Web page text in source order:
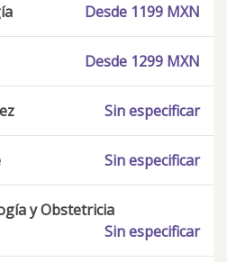
Desde 1199 MXN
Desde 1299 MXN
Sin especificar
Sin especificar
y Obstetricia
Sin especificar